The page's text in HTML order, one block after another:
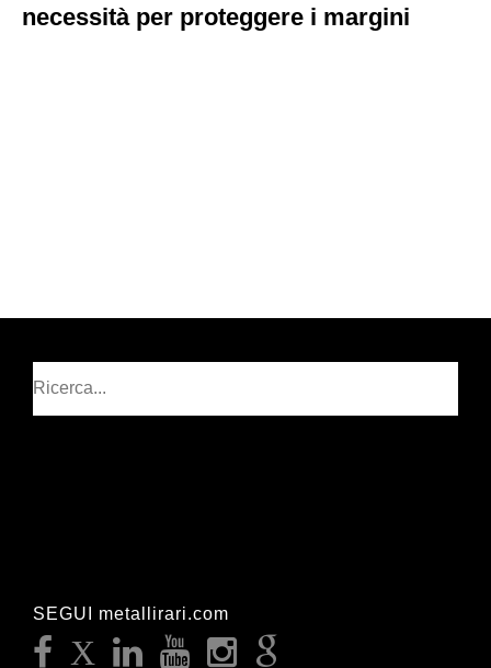
necessità per proteggere i margini
SEGUI metallirari.com